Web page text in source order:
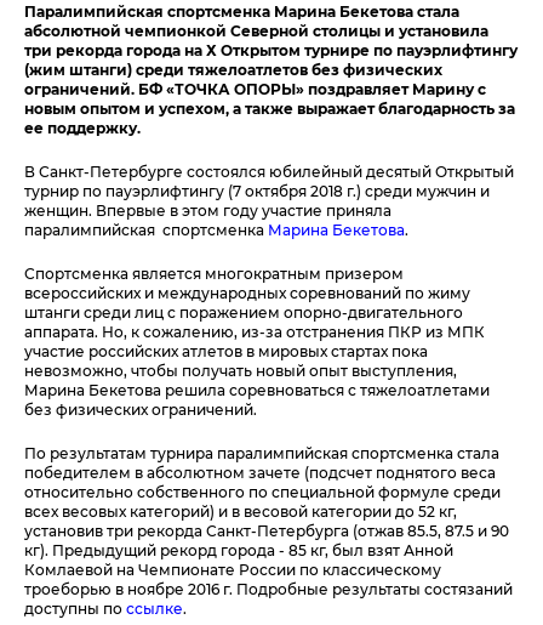
Паралимпийская спортсменка Марина Бекетова стала
абсолютной чемпионкой Северной столицы и установила
три рекорда города на Х Открытом турнире по пауэрлифтингу
(жим штанги) среди тяжелоатлетов без физических
ограничений. БФ «ТОЧКА ОПОРЫ» поздравляет Марину с
новым опытом и успехом, а также выражает благодарность за
ее поддержку.
В Санкт-Петербурге состоялся юбилейный десятый Открытый
турнир по пауэрлифтингу (7 октября 2018 г.) среди мужчин и
женщин. Впервые в этом году участие приняла
паралимпийская спортсменка Марина Бекетова.
Спортсменка является многократным призером
всероссийских и международных соревнований по жиму
штанги среди лиц с поражением опорно-двигательного
аппарата. Но, к сожалению, из-за отстранения ПКР из МПК
участие российских атлетов в мировых стартах пока
невозможно, чтобы получать новый опыт выступления,
Марина Бекетова решила соревноваться с тяжелоатлетами
без физических ограничений.
По результатам турнира паралимпийская спортсменка стала
победителем в абсолютном зачете (подсчет поднятого веса
относительно собственного по специальной формуле среди
всех весовых категорий) и в весовой категории до 52 кг,
установив три рекорда Санкт-Петербурга (отжав 85.5, 87.5 и 90
кг). Предыдущий рекорд города - 85 кг, был взят Анной
Комлаевой на Чемпионате России по классическому
троеборью в ноябре 2016 г. Подробные результаты состязаний
доступны поссылке.